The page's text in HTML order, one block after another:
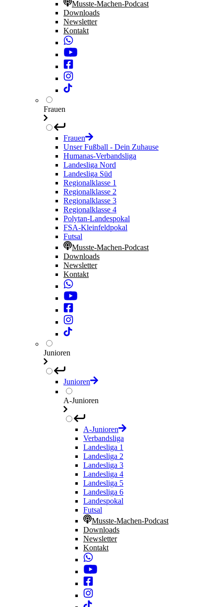
Musste-Machen-Podcast
Downloads
Newsletter
Kontakt
Frauen
Frauen
Unser Fußball - Dein Zuhause
Humanas-Verbandsliga
Landesliga Nord
Landesliga Süd
Regionalklasse 1
Regionalklasse 2
Regionalklasse 3
Regionalklasse 4
Polytan-Landespokal
FSA-Kleinfeldpokal
Futsal
Musste-Machen-Podcast
Downloads
Newsletter
Kontakt
Junioren
Junioren
A-Junioren
A-Junioren
Verbandsliga
Landesliga 1
Landesliga 2
Landesliga 3
Landesliga 4
Landesliga 5
Landesliga 6
Landespokal
Futsal
Musste-Machen-Podcast
Downloads
Newsletter
Kontakt